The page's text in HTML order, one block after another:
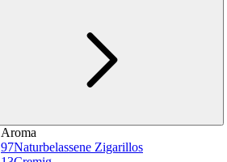
Aroma
97Naturbelassene Zigarillos